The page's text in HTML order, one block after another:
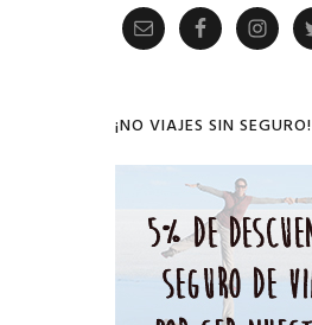
Primary
Sidebar
¡NO VIAJES SIN SEGURO!